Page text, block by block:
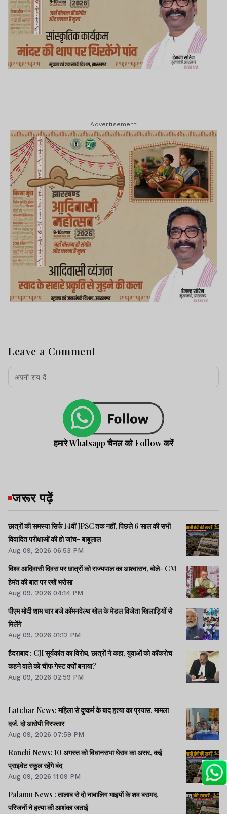
Advertisement
Leave a Comment
हमारे Whatsapp चैनल को Follow करें
जरूर पढ़ें
छात्रों की समस्या सिर्फ 14वीं JPSC तक नहीं, पिछले 6 साल की सभी
विवादित परीक्षाओं की हो जांच- बाबूलाल
Aug 09, 2026 06:53 PM
विश्व आदिवासी दिवस पर छात्रों को राज्यपाल का आश्वासन, बोले- CM
हेमंत की बात पर रखें भरोसा
Aug 09, 2026 04:14 PM
पीएम मोदी शाम चार बजे कॉमनवेल्थ खेल के मेडल विजेता खिलाड़ियों से
मिलेंगे
Aug 09, 2026 01:12 PM
हैदराबाद : CJI सूर्यकांत का विरोध, छात्रों ने कहा, युवाओं को कॉकरोच
कहने वाले को चीफ गेस्ट क्यों बनाया?
Aug 09, 2026 02:59 PM
Latehar News: महिला से दुष्कर्म के बाद हत्या का प्रयास, मामला
दर्ज, दो आरोपी गिरफ्तार
Aug 09, 2026 07:59 PM
Ranchi News: 10 अगस्त को विधानसभा घेराव का असर, कई
प्राइवेट स्कूल रहेंगे बंद
Aug 09, 2026 11:09 PM
Palamu News : तालाब से दो नाबालिग भाइयों के शव बरामद,
परिजनों ने हत्या की आशंका जताई